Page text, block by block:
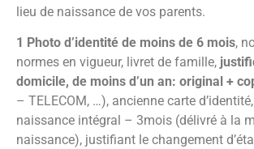
lieu de naissance de vos parents.
1 Photo d’identité de moins de 6 mois,
normes en vigueur, livret de famille,
domicile, de moins d’un an: original +
– TELECOM, …), ancienne carte
naissance intégral – 3mois (délivré à la
naissance), justifiant le changement